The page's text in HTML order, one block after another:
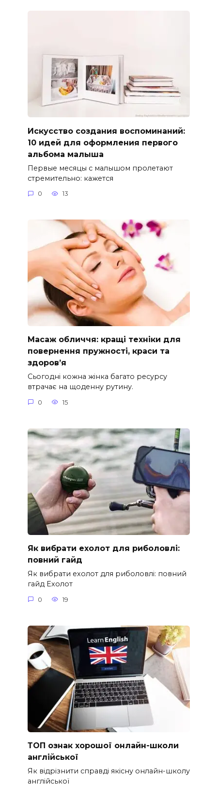
Искусство создания воспоминаний:
10 идей для оформления первого
альбома малыша
Первые месяцы с малышом пролетают
стремительно: кажется
0 13
Масаж обличчя: кращі техніки для
повернення пружності, краси та
здоров’я
Сьогодні кожна жінка багато ресурсу
втрачає на щоденну рутину.
0 15
Як вибрати ехолот для риболовлі:
повний гайд
Як вибрати ехолот для риболовлі: повний
гайд Ехолот
0 19
ТОП ознак хорошої онлайн-школи
англійської
Як відрізнити справді якісну онлайн-школу
англійської